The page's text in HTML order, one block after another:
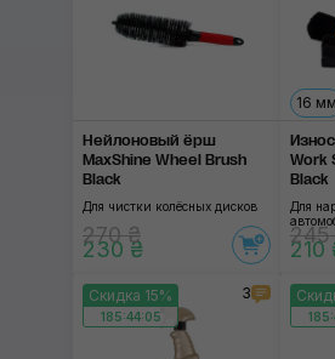
Нейлоновый ёрш
MaxShine Wheel Brush
Black
Для чистки колёсных дисков
270 ₴
230 ₴
16 мм
Work
Black
Для
245
210
Скидка 15%
185:44:04
3